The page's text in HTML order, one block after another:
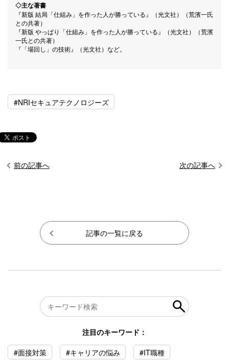
◇主な著書
『新版 結局「仕組み」を作った人が勝っている』（光文社）（荒濱一氏
との共著）
『新版 やっぱり「仕組み」を作った人が勝っている』（光文社）（荒濱
一氏との共著）
『「場回し」の技術』（光文社）など。
#NRIセキュアテクノロジーズ
前の記事へ 次の記事へ
記事の一覧に戻る
注目のキーワード：
#面接対策
#キャリアの悩み #IT職種